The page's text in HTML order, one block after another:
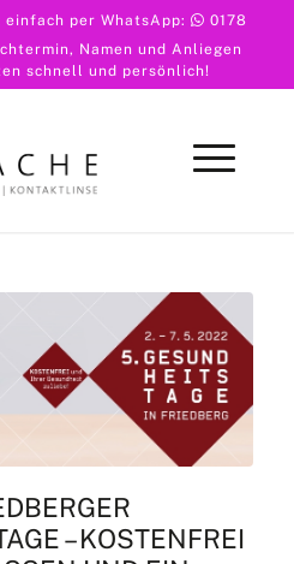
einfach per WhatsApp:
0178
Namen und Anliegen
schnell und persönlich!
– KOSTENFREI